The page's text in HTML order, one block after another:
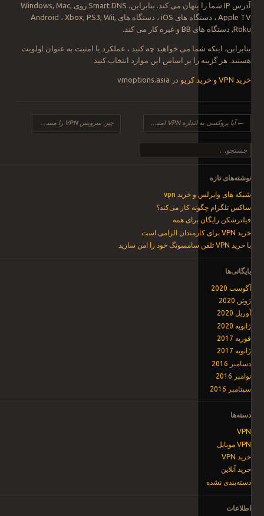
آدرس IP شما را پنهان می کند. بنابراین، Smart DNS روی Windows, Mac,
Apple TV ، دستگاه های iOS ، دستگاه های Android ، Xbox, PS3, Wii,
Roku, دستگاه های BB و غیره کار می کند.
بنابراین، اینکه شما می خواهید چه کنید ، عملکرد یا امنیت به عنوان اولویت
هستند. هر گزینه را بر اساس این موارد انتخاب کنید .
خرید VPN و خرید کریو در vmoptions.asia
ناوبری نوشته
← آیا پروکسی به اندازه VPN امنیت دارد؟
جست‌وجو
نوشته‌های تازه
شبکه های وایرلس و خرید vpn
ساکس تلگرام چگونه کار می‌کند؟
فیلترشکن رایگان برای همه
خرید VPN برای کارمندان الزامی است
با خرید VPN تلفن سامسونگ خود را امن سازید
بایگانی‌ها
آگوست 2020
ژوئن 2020
آوریل 2020
ژانویه 2020
فوریه 2017
ژانویه 2017
دسامبر 2016
نوامبر 2016
سپتامبر 2016
دسته‌ها
VPN
VPN موبایل
خرید VPN
خرید آنلاین
دسته‌بندی نشده
اطلاعات